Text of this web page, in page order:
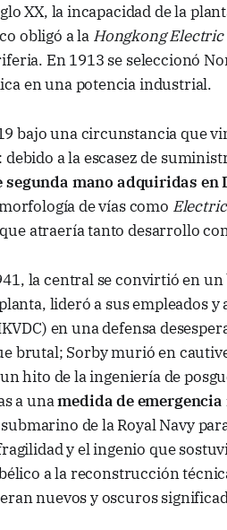
XX, la incapacidad de la
obligó a la Hongkong Electric
En 1913 se seleccionó
en una potencia industrial.
bajo una circunstancia que
a la escasez de
mano adquiridas en
de vías como
atraería tanto desarrollo
la central se convirtió en
lideró a sus empleados y
en una defensa
brutal; Sorby murió en
hito de la ingeniería de
a unamedida de
de la Royal Navy
y el ingenio que
a la reconstrucción
nuevos y oscuros